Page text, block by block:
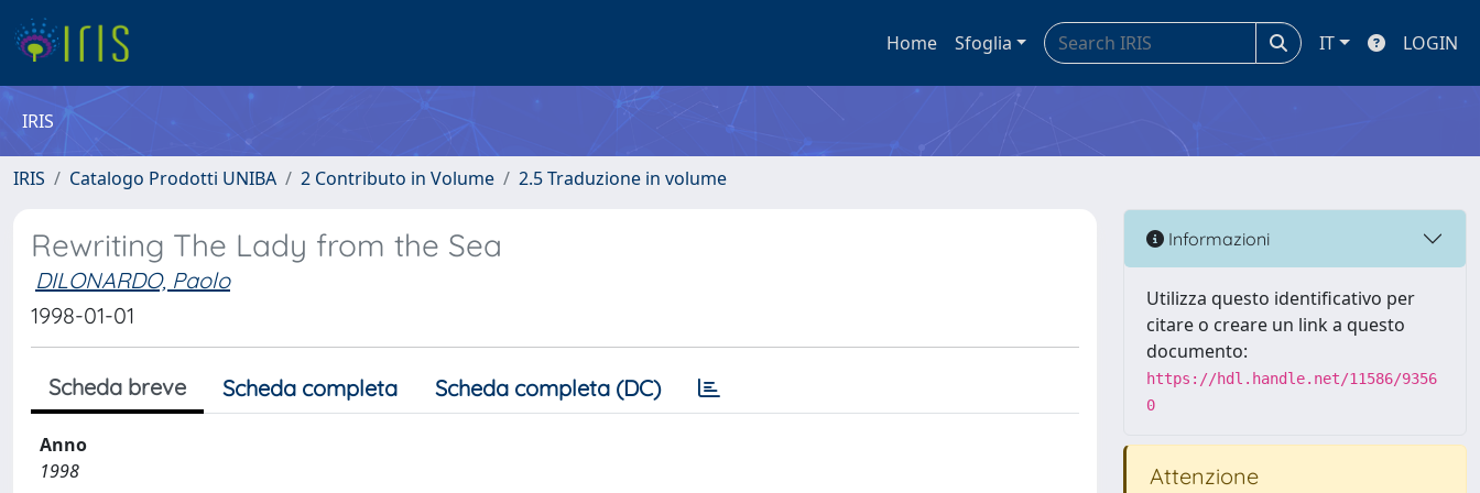
Home Sfoglia IT LOGIN
IRIS
IRIS Catalogo Prodotti UNIBA 2 Contributo in Volume 2.5 Traduzione in volume
Rewriting The Lady from the Sea
DILONARDO, Paolo
1998-01-01
Scheda breve Scheda completa Scheda completa (DC)
Anno
1998
Informazioni
Utilizza questo identificativo per
citare o creare un link a questo
documento:
https://hdl.handle.net/11586/9356
0
Attenzione